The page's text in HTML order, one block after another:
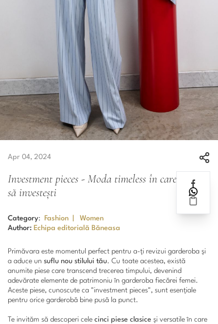
Apr 04, 2024
Investment pieces - Moda timeless în care merită
să investești
Category: Fashion
Women
Author: Echipa editorială Băneasa
Primăvara este momentul perfect pentru a-ți revizui garderoba și
a aduce un suflu nou stilului tău. Cu toate acestea, există
anumite piese care transcend trecerea timpului, devenind
adevărate elemente de patrimoniu în garderoba fiecărei femei.
Aceste piese, cunoscute ca "investment pieces", sunt esențiale
pentru orice garderobă bine pusă la punct.
Te invităm să descoperi cele cinci piese clasice și versatile în care